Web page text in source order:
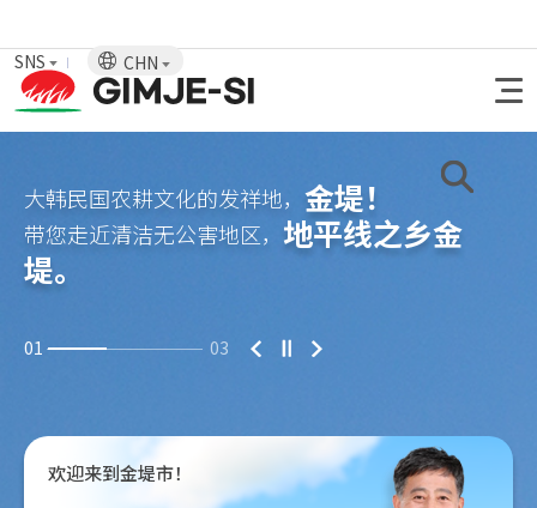
SNS CHN
大韩民国农耕文化的发祥地， 金堤！
带您走近清洁无公害地区， 地平线之乡金
堤。
01 03
欢迎来到金堤市！